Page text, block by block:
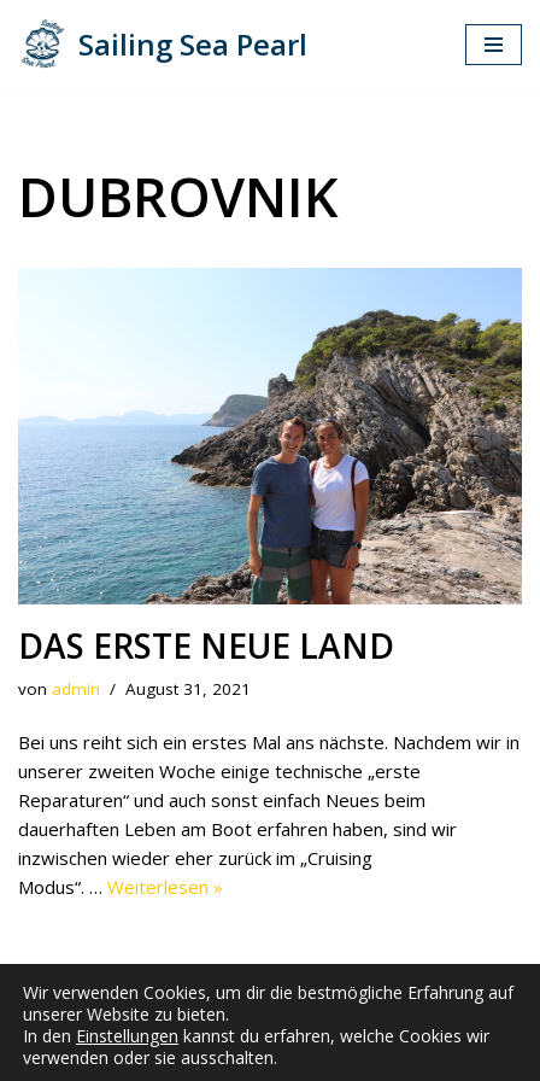
Zum
Sailing Sea Pearl
DUBROVNIK
DAS ERSTE NEUE LAND
von admin August 31, 2021
Bei uns reiht sich ein erstes Mal ans nächste. Nachdem wir in
unserer zweiten Woche einige technische „erste
Reparaturen“ und auch sonst einfach Neues beim
dauerhaften Leben am Boot erfahren haben, sind wir
inzwischen wieder eher zurück im „Cruising
Modus“. … Weiterlesen »
Wir verwenden Cookies, um dir die bestmögliche Erfahrung auf
unserer Website zu bieten.
In den Einstellungen kannst du erfahren, welche Cookies wir
verwenden oder sie ausschalten.